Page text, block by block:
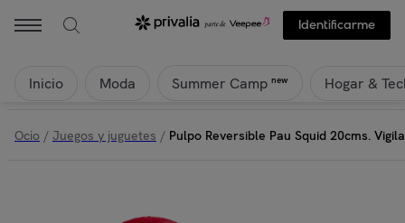
Identificarme
Inicio Moda Summer Camp new Hogar &
Ocio / Juegos y juguetes / Pulpo Reversible Pau Squid 20cms.